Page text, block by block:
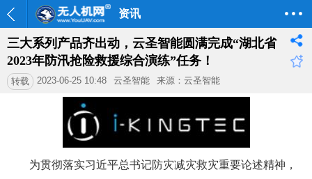
资讯
三大系列产品齐出动，云圣智能圆满完成“湖北省
2023年防汛抢险救援综合演练”任务！
转载 2023-06-25 10:48 云圣智能 来源：云圣智能
为贯彻落实习近平总书记防灾减灾救灾重要论述精神，